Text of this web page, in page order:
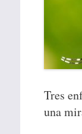
Tres
una